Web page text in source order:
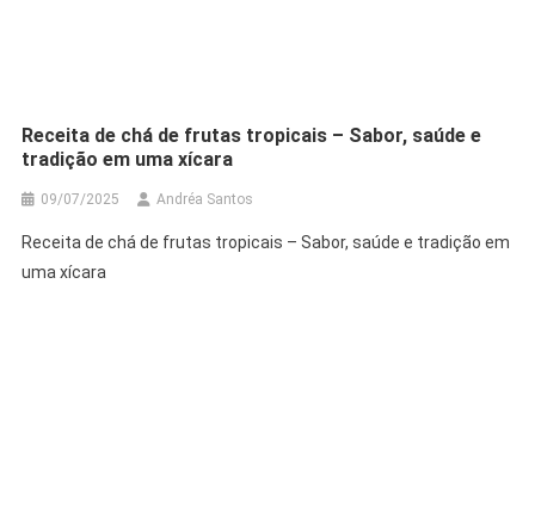
Receita de chá de frutas tropicais – Sabor, saúde e
tradição em uma xícara
09/07/2025 Andréa Santos
Receita de chá de frutas tropicais – Sabor, saúde e tradição em
uma xícara